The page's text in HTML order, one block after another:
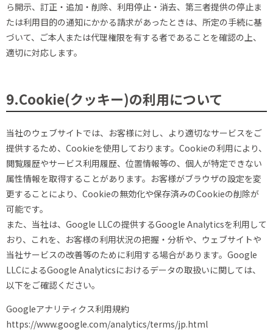
ら開示、訂正・追加・削除、利用停止・消去、第三者提供の停止ま
たは利用目的の通知にかかる請求があったときは、所定の手続に基
づいて、ご本人または代理権限を有する者であることを確認の上、
適切に対応します。
9.Cookie(クッキー)の利用について
当社のウェブサイトでは、お客様に対し、より適切なサービスをご
提供するため、Cookieを使用しております。Cookieの利用により、
閲覧履歴やサービス利用履歴、位置情報等の、個人が特定できない
属性情報を取得することがあります。お客様がブラウザの設定を変
更することにより、Cookieの無効化や保存済みのCookieの削除が
可能です。
また、当社は、Google LLCの提供するGoogle Analyticsを利用して
おり、これを、お客様の利用状況の把握・分析や、ウェブサイトや
当社サービスの改善等のために利用する場合があります。Google
LLCによるGoogle Analyticsにおけるデータの取扱いに関しては、
以下をご確認ください。
Googleアナリティクス利用規約
https://www.google.com/analytics/terms/jp.html